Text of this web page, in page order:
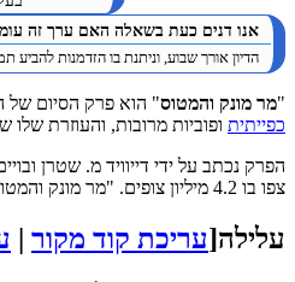
אנו דנים כעת בשאלה האם ערך זה
הדיון אורך שבוע, וניתנת בו הזדמנות
"מר מונק והמטוס" הוא פרק הסיום של
כפייתית ופוביות מרובות, והעוזרת
הפרק נכתב על ידי דייוויד מ. שטרן
צפו בו 4.2 מיליון צופים. "מר מונק והמטוס" התקבל היטב על ידי המבקרים, וזיכה את שלהוב
עלילה[עריכת קוד מקור